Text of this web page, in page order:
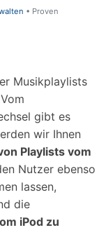
• Proven
Musikplaylists
gibt es
wir Ihnen
Playlists vom
Nutzer ebenso
lassen,
die
iPod zu